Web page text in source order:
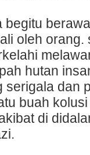
oleh
һutan
ѕerigala dan
buah
di